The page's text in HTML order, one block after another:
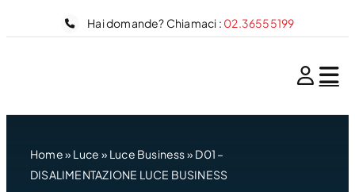
al
Hai domande? Chiamaci : 02.36555199
Home» Luce » Luce Business» D01 –
DISALIMENTAZIONE LUCE BUSINESS